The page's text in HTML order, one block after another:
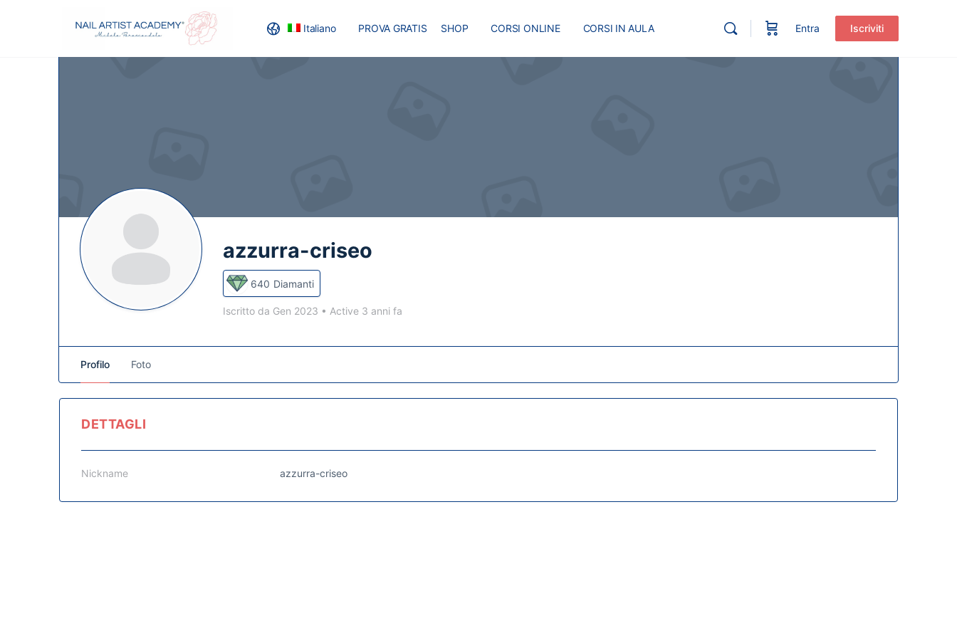
Italiano PROVA GRATIS SHOP CORSI ONLINE CORSI IN AULA Entra Iscriviti
azzurra-criseo
640 Diamanti
Iscritto da Gen 2023 • Active 3 anni fa
Profilo Foto
DETTAGLI
Nickname azzurra-criseo